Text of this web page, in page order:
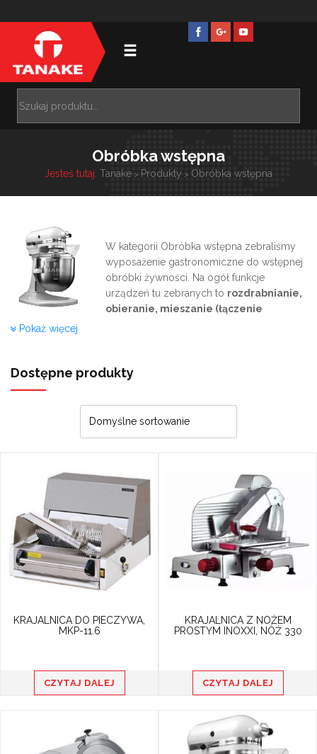
Obróbka wstępna
Jesteś tutaj: Tanake > Produkty > Obróbka wstępna
W kategorii Obróbka wstępna zebraliśmy
wyposażenie gastronomiczne do wstępnej
obróbki żywności. Na ogół funkcje
urządzeń tu zebranych to rozdrabnianie,
obieranie, mieszanie (łączenie
warto je rozważnie dobrać do potrzeb
pojedynczymi egzemplarzami urządzeń
do obróbki wstępnej (np.obieraczka ,
szatkownica
krajalnica,mikser,wilk do
mięsa itp.).
Pokaż więcej
Dostępne produkty
KRAJALNICA DO PIECZYWA,
MKP-11.6
CZYTAJ DALEJ
KRAJALNICA Z NOŻEM
PROSTYM INOXXI, NÓŻ 330
CZYTAJ DALEJ